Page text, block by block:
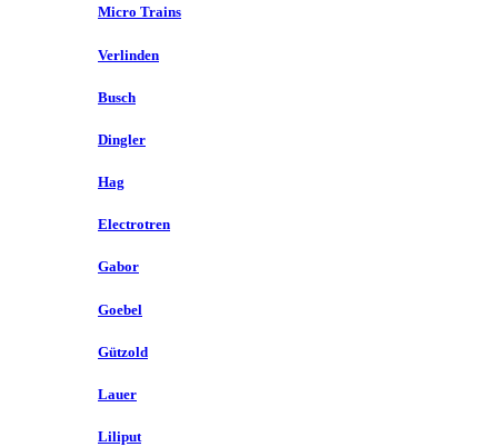
Micro Trains
Verlinden
Busch
Dingler
Hag
Electrotren
Gabor
Goebel
Gützold
Lauer
Liliput